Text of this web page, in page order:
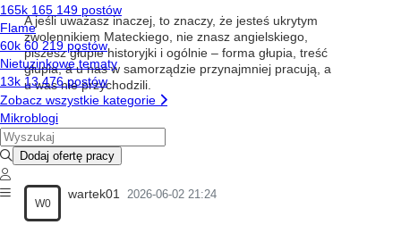
A jeśli uważasz inaczej, to znaczy, że jesteś ukrytym
zwolennikiem Mateckiego, nie znasz angielskiego,
piszesz głupie historyjki i ogólnie – forma głupia, treść
głupia, a u nas w samorządzie przynajmniej pracują, a
u was nie przychodzili.
W0
wartek01 2026-06-02 21:24